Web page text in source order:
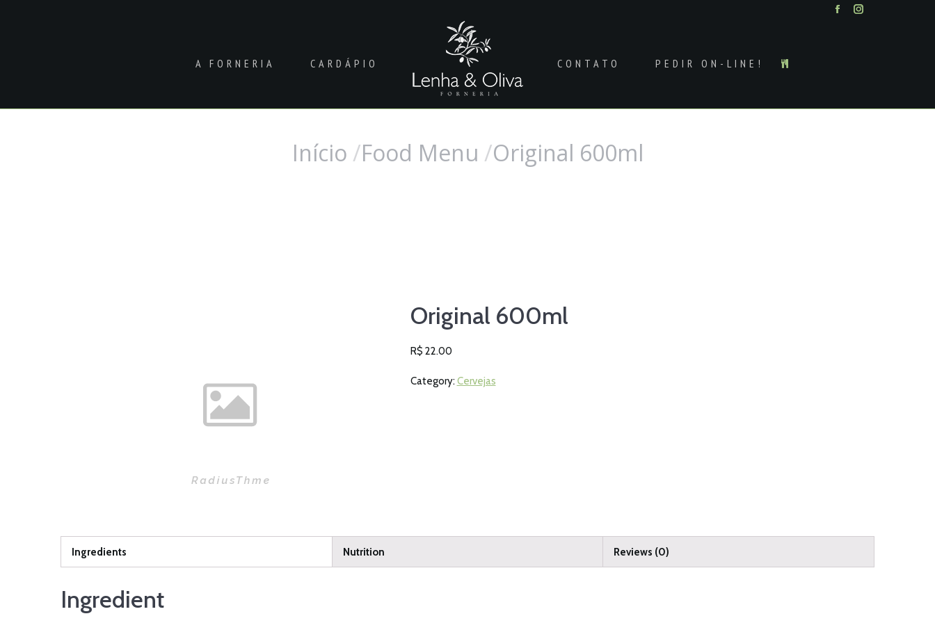
FacebookInstagram
A FORNERIA CARDÁPIO CONTATO PEDIR ON-LINE!
Início Food Menu Original 600ml
Original 600ml
R$ 22.00
Category: Cervejas
Ingredients Nutrition Reviews (0)
Ingredient